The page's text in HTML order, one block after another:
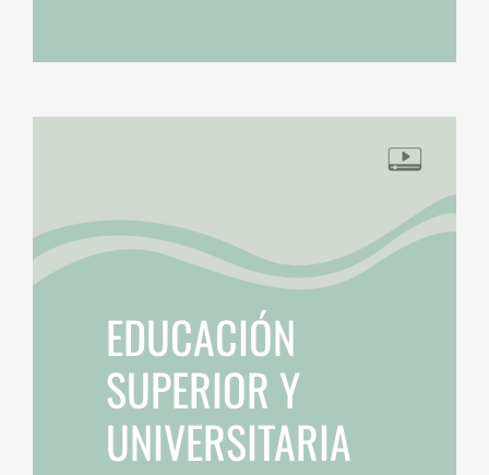
EDUCACIÓN
SUPERIOR Y
UNIVERSITARIA